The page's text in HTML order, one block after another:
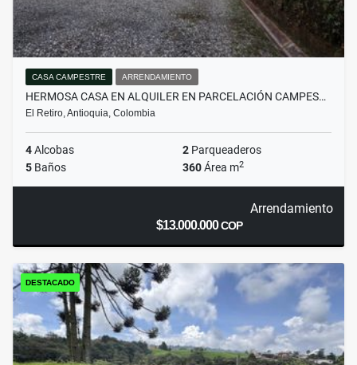
CASA CAMPESTRE ARRENDAMIENTO
HERMOSA CASA EN ALQUILER EN PARCELACIÓN CAMPES…
El Retiro, Antioquia, Colombia
4Alcobas 2 Parqueaderos
5 Baños 360Área m2
Arrendamiento
$13.000.000COP
DESTACADO